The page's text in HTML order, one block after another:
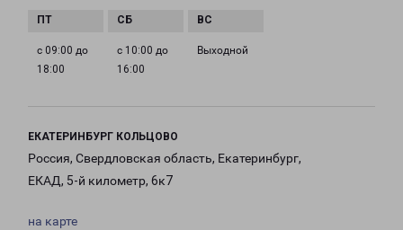
с 09:00 до
18:00
с 10:00 до
16:00
Выходной
ЕКАТЕРИНБУРГ КОЛЬЦОВО
Россия, Свердловская область, Екатеринбург,
ЕКАД, 5-й километр, 6к7
на карте